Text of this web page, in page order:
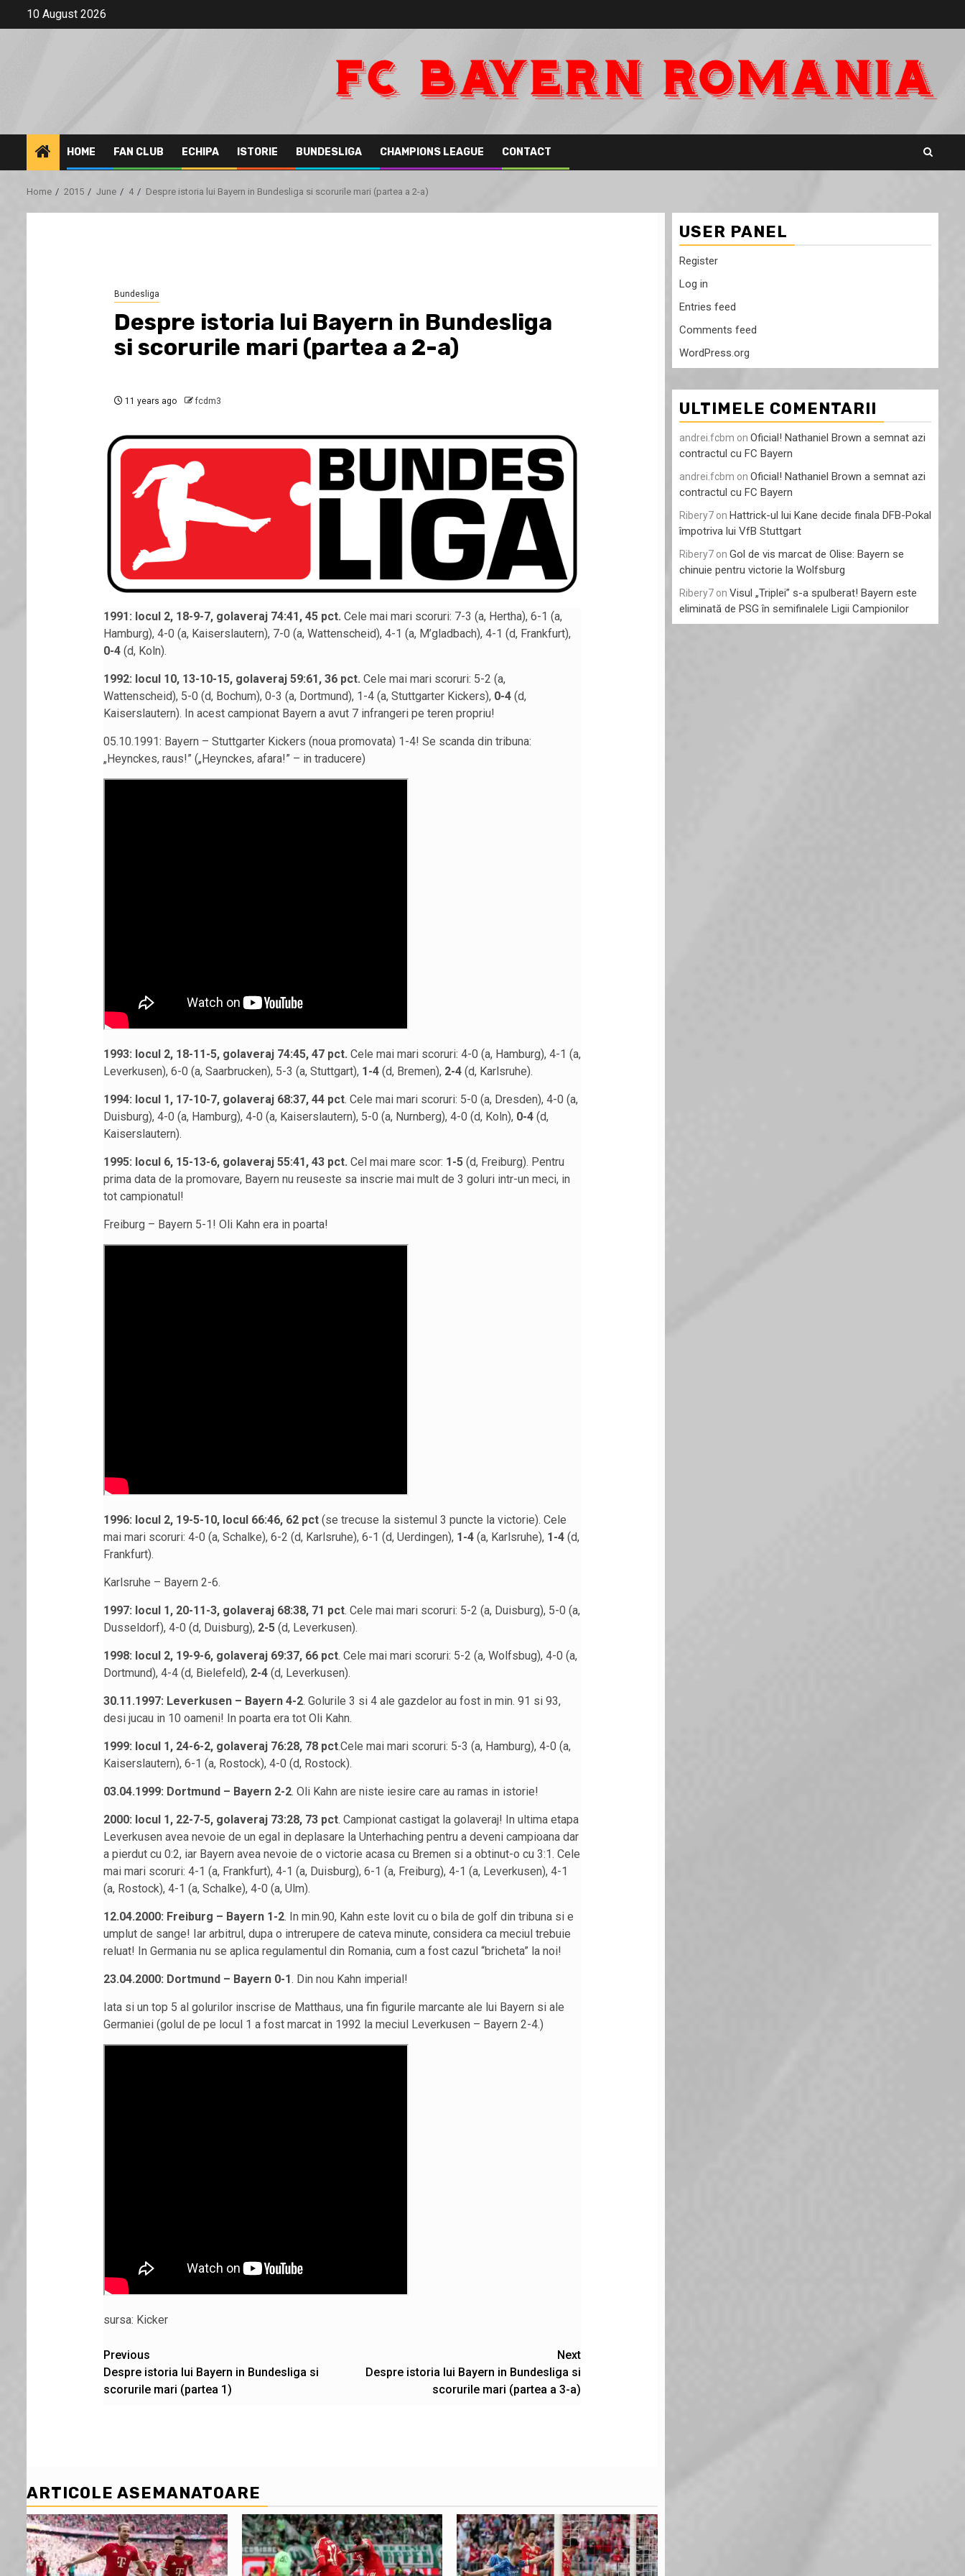
10 August 2026
HOME FAN CLUB ECHIPA ISTORIE BUNDESLIGA CHAMPIONS LEAGUE CONTACT
Home 2015 June 4 Despre istoria lui Bayern in Bundesliga si scorurile mari (partea a 2-a)
Bundesliga
Despre istoria lui Bayern in Bundesliga
si scorurile mari (partea a 2-a)
11 years ago fcdm3
1991: locul 2, 18-9-7, golaveraj 74:41, 45 pct. Cele mai mari scoruri: 7-3 (a, Hertha), 6-1 (a,
Hamburg), 4-0 (a, Kaiserslautern), 7-0 (a, Wattenscheid), 4-1 (a, M’gladbach), 4-1 (d, Frankfurt),
0-4(d, Koln).
1992: locul 10, 13-10-15, golaveraj 59:61, 36 pct. Cele mai mari scoruri: 5-2 (a,
Wattenscheid), 5-0 (d, Bochum), 0-3 (a, Dortmund), 1-4 (a, Stuttgarter Kickers), 0-4(d,
Kaiserslautern). In acest campionat Bayern a avut 7 infrangeri pe teren propriu!
05.10.1991: Bayern – Stuttgarter Kickers (noua promovata) 1-4! Se scanda din tribuna:
„Heynckes, raus!” („Heynckes, afara!” – in traducere)
1993: locul 2, 18-11-5, golaveraj 74:45, 47 pct. Cele mai mari scoruri: 4-0 (a, Hamburg), 4-1 (a,
Leverkusen), 6-0 (a, Saarbrucken), 5-3 (a, Stuttgart), 1-4(d, Bremen), 2-4(d, Karlsruhe).
1994: locul 1, 17-10-7, golaveraj 68:37, 44 pct. Cele mai mari scoruri: 5-0 (a, Dresden), 4-0 (a,
Duisburg), 4-0 (a, Hamburg), 4-0 (a, Kaiserslautern), 5-0 (a, Nurnberg), 4-0 (d, Koln), 0-4(d,
Kaiserslautern).
1995: locul 6, 15-13-6, golaveraj 55:41, 43 pct. Cel mai mare scor: 1-5(d, Freiburg). Pentru
prima data de la promovare, Bayern nu reuseste sa inscrie mai mult de 3 goluri intr-un meci, in
tot campionatul!
Freiburg – Bayern 5-1! Oli Kahn era in poarta!
1996: locul 2, 19-5-10, locul 66:46, 62 pct(se trecuse la sistemul 3 puncte la victorie). Cele
mai mari scoruri: 4-0 (a, Schalke), 6-2 (d, Karlsruhe), 6-1 (d, Uerdingen), 1-4(a, Karlsruhe), 1-4(d,
Frankfurt).
Karlsruhe – Bayern 2-6.
1997: locul 1, 20-11-3, golaveraj 68:38, 71 pct. Cele mai mari scoruri: 5-2 (a, Duisburg), 5-0 (a,
Dusseldorf), 4-0 (d, Duisburg), 2-5(d, Leverkusen).
1998: locul 2, 19-9-6, golaveraj 69:37, 66 pct. Cele mai mari scoruri: 5-2 (a, Wolfsbug), 4-0 (a,
Dortmund), 4-4 (d, Bielefeld), 2-4(d, Leverkusen).
30.11.1997: Leverkusen – Bayern 4-2. Golurile 3 si 4 ale gazdelor au fost in min. 91 si 93,
desi jucau in 10 oameni! In poarta era tot Oli Kahn.
1999: locul 1, 24-6-2, golaveraj 76:28, 78 pct.Cele mai mari scoruri: 5-3 (a, Hamburg), 4-0 (a,
Kaiserslautern), 6-1 (a, Rostock), 4-0 (d, Rostock).
03.04.1999: Dortmund – Bayern 2-2. Oli Kahn are niste iesire care au ramas in istorie!
2000: locul 1, 22-7-5, golaveraj 73:28, 73 pct. Campionat castigat la golaveraj! In ultima etapa
Leverkusen avea nevoie de un egal in deplasare la Unterhaching pentru a deveni campioana dar
a pierdut cu 0:2, iar Bayern avea nevoie de o victorie acasa cu Bremen si a obtinut-o cu 3:1. Cele
mai mari scoruri: 4-1 (a, Frankfurt), 4-1 (a, Duisburg), 6-1 (a, Freiburg), 4-1 (a, Leverkusen), 4-1
(a, Rostock), 4-1 (a, Schalke), 4-0 (a, Ulm).
12.04.2000: Freiburg – Bayern 1-2. In min.90, Kahn este lovit cu o bila de golf din tribuna si e
umplut de sange! Iar arbitrul, dupa o intrerupere de cateva minute, considera ca meciul trebuie
reluat! In Germania nu se aplica regulamentul din Romania, cum a fost cazul “bricheta” la noi!
23.04.2000: Dortmund – Bayern 0-1. Din nou Kahn imperial!
Iata si un top 5 al golurilor inscrise de Matthaus, una fin figurile marcante ale lui Bayern si ale
Germaniei (golul de pe locul 1 a fost marcat in 1992 la meciul Leverkusen – Bayern 2-4.)
sursa: Kicker
Post
navigation
Previous
Despre istoria lui Bayern in Bundesliga si
scorurile mari (partea 1)
Next
Despre istoria lui Bayern in Bundesliga si
scorurile mari (partea a 3-a)
ARTICOLE ASEMANATOARE
USER PANEL
Register
Log in
Entries feed
Comments feed
WordPress.org
ULTIMELE COMENTARII
andrei.fcbm on Oficial! Nathaniel Brown a semnat azi
contractul cu FC Bayern
andrei.fcbm on Oficial! Nathaniel Brown a semnat azi
contractul cu FC Bayern
Ribery7 on Hattrick-ul lui Kane decide finala DFB-Pokal
împotriva lui VfB Stuttgart
Ribery7 on Gol de vis marcat de Olise: Bayern se
chinuie pentru victorie la Wolfsburg
Ribery7 on Visul „Triplei” s-a spulberat! Bayern este
eliminată de PSG în semifinalele Ligii Campionilor